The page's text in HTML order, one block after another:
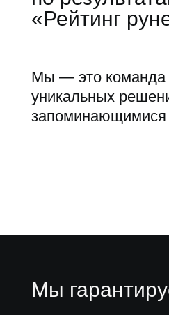
«Рейтинг
Мы — это команда
уникальных
Мы